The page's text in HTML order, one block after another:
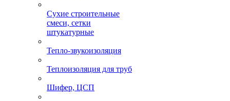
Сухие строительные
смеси, сетки
штукатурные
Тепло-звукоизоляция
Теплоизоляция для труб
Шифер, ЦСП